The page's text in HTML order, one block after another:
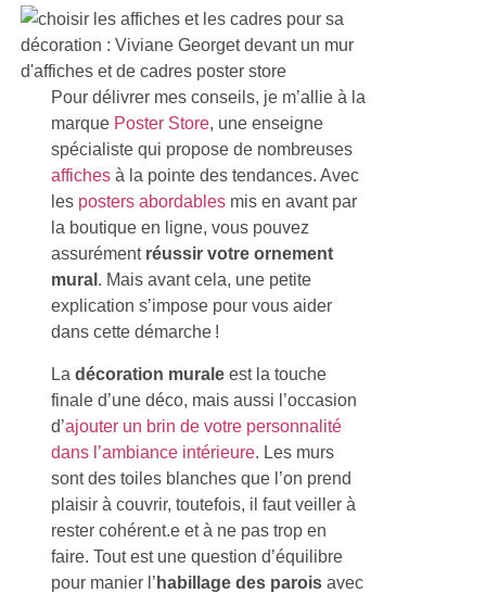
Pour délivrer mes conseils, je m’allie à la
marque Poster Store, une enseigne
spécialiste qui propose de nombreuses
affichesà la pointe des tendances. Avec
les posters abordablesmis en avant par
la boutique en ligne, vous pouvez
assurément réussir votre ornement
mural . Mais avant cela, une petite
explication s’impose pour vous aider
dans cette démarche !
La décoration muraleest la touche
finale d’une déco, mais aussi l’occasion
d’ajouter un brin de votre personnalité
dans l’ambiance intérieure. Les murs
sont des toiles blanches que l’on prend
plaisir à couvrir, toutefois, il faut veiller à
rester cohérent.e et à ne pas trop en
faire. Tout est une question d’équilibre
pour manier l’habillage des paroisavec